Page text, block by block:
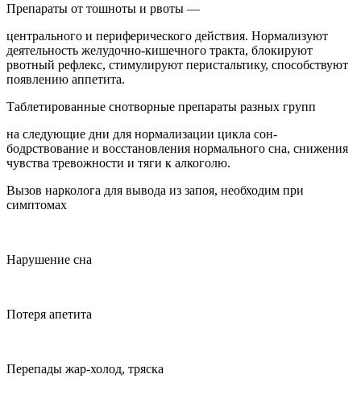
Препараты от тошноты и рвоты —
центрального и периферического действия. Нормализуют
деятельность желудочно-кишечного тракта, блокируют
рвотный рефлекс, стимулируют перистальтику, способствуют
появлению аппетита.
Таблетированные снотворные препараты разных групп
на следующие дни для нормализации цикла сон-
бодрствование и восстановления нормального сна, снижения
чувства тревожности и тяги к алкоголю.
Вызов нарколога для вывода из запоя, необходим при
симптомах
Нарушение сна
Потеря апетита
Перепады жар-холод, тряска